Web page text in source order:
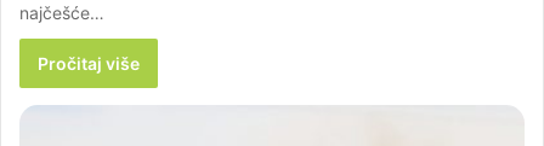
najčešće…
Pročitaj više